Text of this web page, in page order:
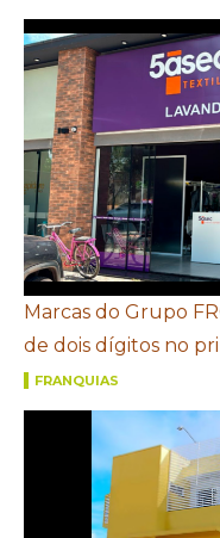
Marcas do Grupo
de dois dígitos no
FRANQUIAS